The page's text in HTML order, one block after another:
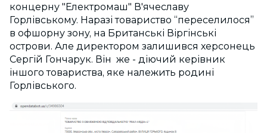
концерну "Електромаш" В'ячеславу
Горлівському. Наразі товариство “переселилося”
в офшорну зону, на Британські Віргінські
острови. Але директором залишився херсонець
Сергій Гончарук. Він же - діючий керівник
іншого товариства, яке належить родині
Горлівського.